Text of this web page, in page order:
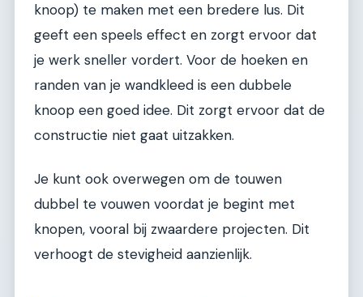
knoop) te maken met een bredere lus. Dit
geeft een speels effect en zorgt ervoor dat
je werk sneller vordert. Voor de hoeken en
randen van je wandkleed is een dubbele
knoop een goed idee. Dit zorgt ervoor dat de
constructie niet gaat uitzakken.
Je kunt ook overwegen om de touwen
dubbel te vouwen voordat je begint met
knopen, vooral bij zwaardere projecten. Dit
verhoogt de stevigheid aanzienlijk.